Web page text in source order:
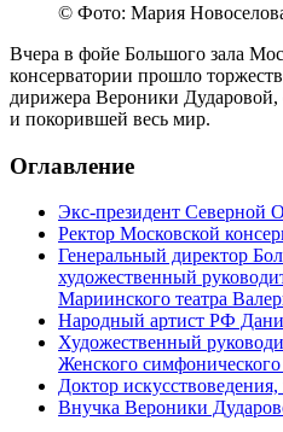
© Фото: Мария
Вчера в фойе Большого зала
консерватории прошло
дирижера Вероники Дударовой,
и покорившей весь мир.
Оглавление
Экс-президент Северной
Ректор Московской
Генеральный директор
художественный
Мариинского театра
Народный артист РФ
Художественный
Женского
Доктор
Внучка Вероники